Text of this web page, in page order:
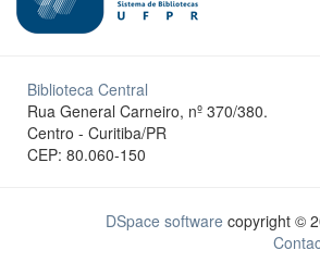
Biblioteca Central
Rua General Carneiro, nº 370/380.
Centro - Curitiba/PR
CEP: 80.060-150
DSpace software copyright ©